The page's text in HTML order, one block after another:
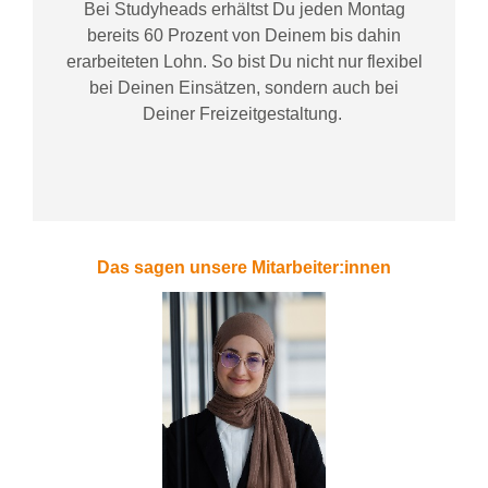
Bei Studyheadserhältst Du jeden Montag
bereits 60 Prozent von Deinem bis dahin
erarbeiteten Lohn. So bist Du nicht nur flexibel
bei Deinen Einsätzen, sondern auch bei
DeinerFreizeitgestaltung.
Das sagen unsere Mitarbeiter:innen